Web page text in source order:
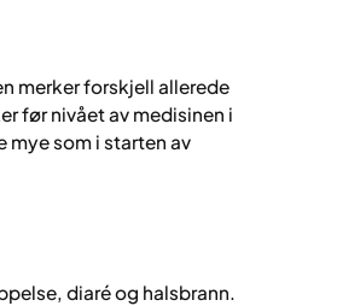
merker forskjell allerede
før nivået av medisinen i
mye som i starten av
diaré og halsbrann.